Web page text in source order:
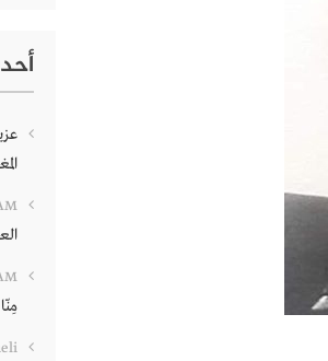
مِنّا